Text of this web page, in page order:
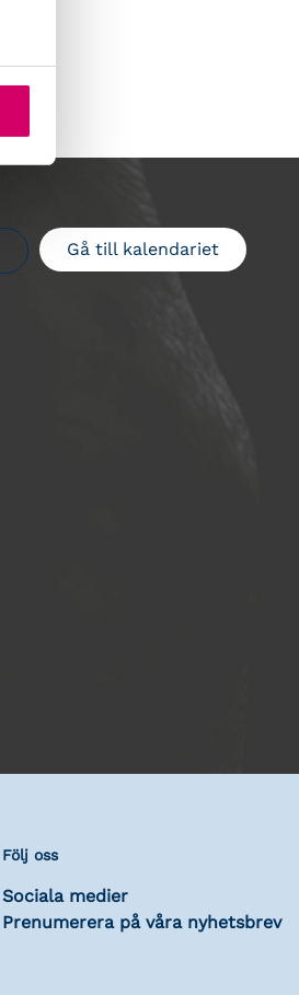
Gå till kalendariet
Följ oss
Sociala medier
Prenumerera på våra nyhetsbrev